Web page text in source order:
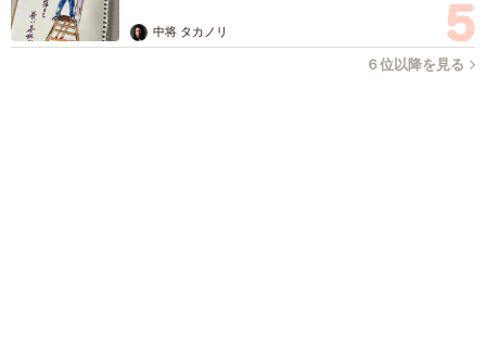
６位以降を見る